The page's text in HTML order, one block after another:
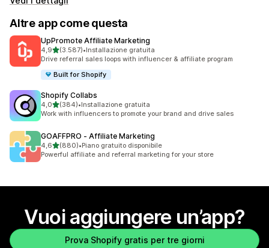
Altre app come questa
UpPromote Affiliate Marketing
4,9stelle su 5
(3.587)
3587 recensioni totali
•Installazione gratuita
Drive referral sales loops with influencer & affiliate program
Built for Shopify
Shopify Collabs
4,0stelle su 5
(384)
384 recensioni totali
•Installazione gratuita
Work with influencers to promote your brand and drive sales
GOAFFPRO ‑ Affiliate Marketing
4,6stelle su 5
(880)
880 recensioni totali
•Piano gratuito disponibile
Powerful affiliate and referral marketing for your store
Vuoi aggiungere un’app?
Prova Shopify gratis per tre giorni